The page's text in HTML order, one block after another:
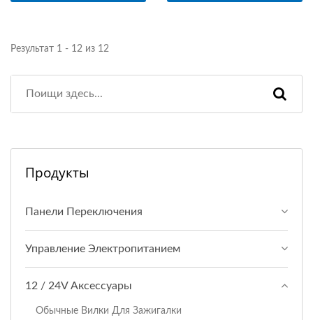
Результат 1 - 12 из 12
Продукты
Панели Переключения
Управление Электропитанием
12 / 24V Аксессуары
Обычные Вилки Для Зажигалки